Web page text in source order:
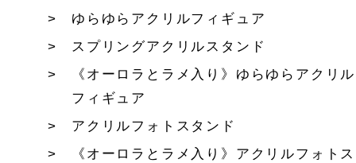
ゆらゆらアクリルフィギュア
スプリングアクリルスタンド
《オーロラとラメ入り》ゆらゆらアクリル
フィギュア
アクリルフォトスタンド
《オーロラとラメ入り》アクリルフォトス